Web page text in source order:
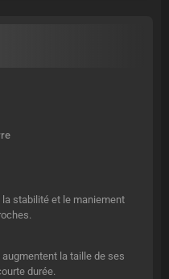
stabilité et le maniement
la taille de ses
durée.